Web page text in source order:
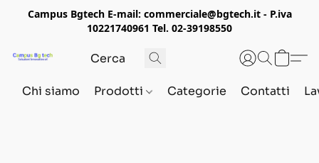
Campus Bgtech E-mail: commerciale@bgtech.it - P.iva
10221740961 Tel. 02-39198550
Chi siamo Prodotti Categorie Contatti